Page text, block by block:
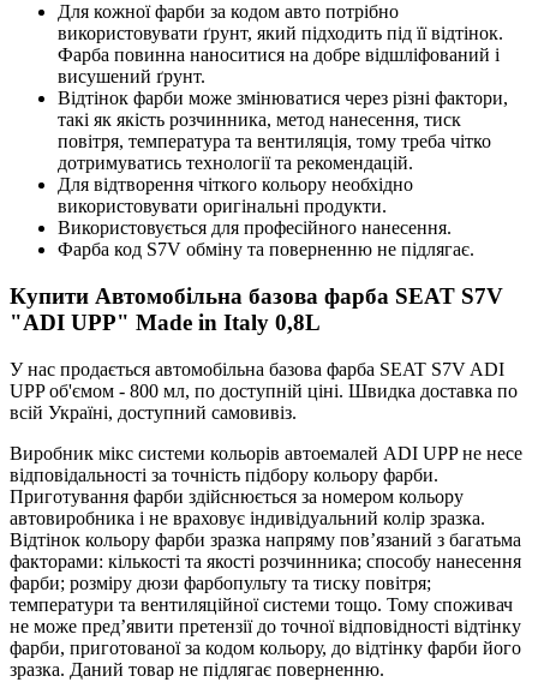
Для кожної фарби за кодом авто потрібно
використовувати ґрунт, який підходить під її відтінок.
Фарба повинна наноситися на добре відшліфований і
висушений ґрунт.
Відтінок фарби може змінюватися через різні фактори,
такі як якість розчинника, метод нанесення, тиск
повітря, температура та вентиляція, тому треба чітко
дотримуватись технології та рекомендацій.
Для відтворення чіткого кольору необхідно
використовувати оригінальні продукти.
Використовується для професійного нанесення.
Фарба код S7V обміну та поверненню не підлягає.
Купити Автомобільна базова фарба SEAT S7V
"ADI UPP" Made in Italy 0,8L
У нас продається автомобільна базова фарба SEAT S7V ADI
UPP об'ємом - 800 мл, по доступній ціні. Швидка доставка по
всій Україні, доступний самовивіз.
Виробник мікс системи кольорів автоемалей ADI UPP не несе
відповідальності за точність підбору кольору фарби.
Приготування фарби здійснюється за номером кольору
автовиробника і не враховує індивідуальний колір зразка.
Відтінок кольору фарби зразка напряму пов’язаний з багатьма
факторами: кількості та якості розчинника; способу нанесення
фарби; розміру дюзи фарбопульту та тиску повітря;
температури та вентиляційної системи тощо. Тому споживач
не може пред’явити претензії до точної відповідності відтінку
фарби, приготованої за кодом кольору, до відтінку фарби його
зразка. Даний товар не підлягає поверненню.